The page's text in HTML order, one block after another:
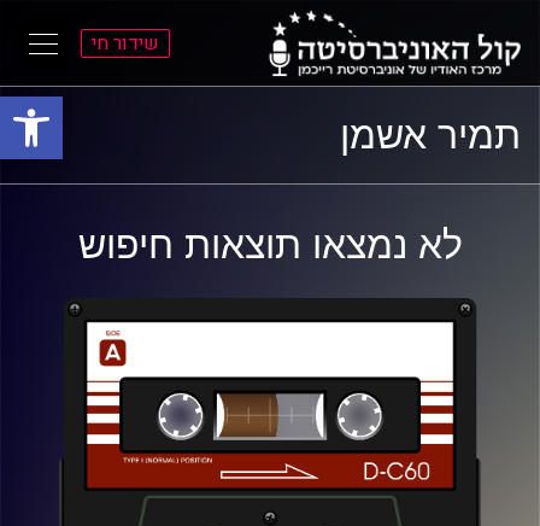
פתח
התפריט
הראשי
התוכן
הראשי
שידור חי
תמיר אשמן
לא נמצאו תוצאות חיפוש